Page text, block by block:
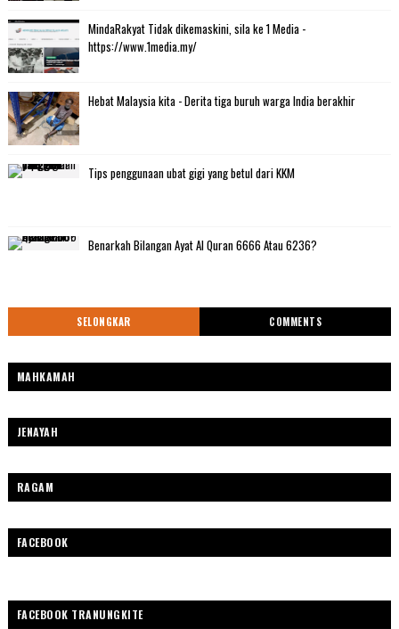
MindaRakyat Tidak dikemaskini, sila ke 1 Media -
https://www.1media.my/
Hebat Malaysia kita - Derita tiga buruh warga India berakhir
Tips penggunaan ubat gigi yang betul dari KKM
Benarkah Bilangan Ayat Al Quran 6666 Atau 6236?
SELONGKAR COMMENTS
MAHKAMAH
JENAYAH
RAGAM
FACEBOOK
FACEBOOK TRANUNGKITE